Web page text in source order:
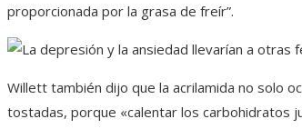
proporcionada por la grasa de freír”.
Willett también dijo que la acrilamida no solo
tostadas, porque «calentar los carbohidratos